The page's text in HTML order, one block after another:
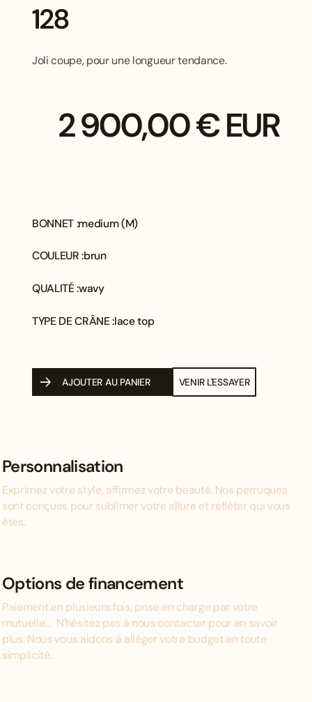
128
Joli coupe, pour une longueur tendance.
2 900,00 € EUR
BONNET :medium (M)
COULEUR :brun
QUALITÉ :wavy
TYPE DE CRÂNE :lace top
AJOUTER AU PANIER VENIR L'ESSAYER
Personnalisation
Exprimez votre style, affirmez votre beauté. Nos perruques
sont conçues pour sublimer votre allure et refléter qui vous
êtes.
Options de financement
Paiement en plusieurs fois, prise en charge par votre
mutuelle... N'hésitez pas à nous contacter pour en savoir
plus. Nous vous aidons à alléger votre budget en toute
simplicité.